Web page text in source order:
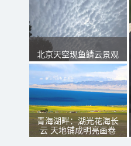
北京天空现鱼鳞云景观
青海湖畔：湖光花海长
云 天地铺成明亮画卷